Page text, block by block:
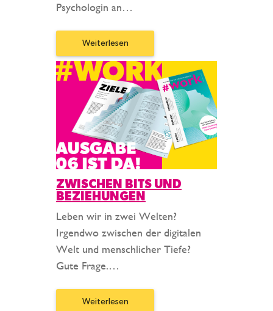
Psychologin an…
Weiterlesen
ZWISCHEN BITS UND
BEZIEHUNGEN
Leben wir in zwei Welten?
Irgendwo zwischen der digitalen
Welt und menschlicher Tiefe?
Gute Frage.…
Weiterlesen